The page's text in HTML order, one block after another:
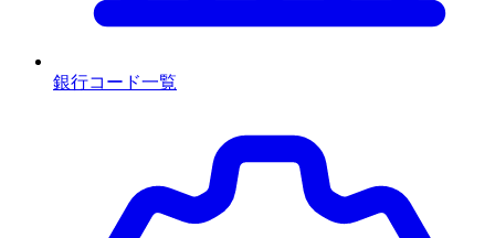
銀行コード一覧